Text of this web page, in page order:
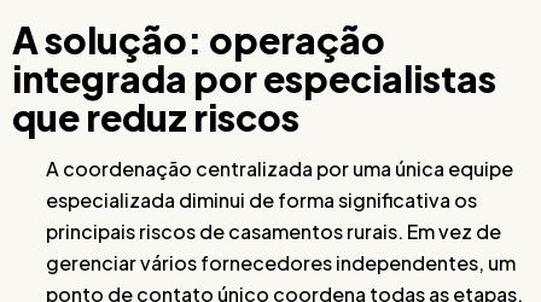
A solução: operação
integrada por especialistas
que reduz riscos
A coordenação centralizada por uma única equipe
especializada diminui de forma significativa os
principais riscos de casamentos rurais. Em vez de
gerenciar vários fornecedores independentes, um
ponto de contato único coordena todas as etapas,